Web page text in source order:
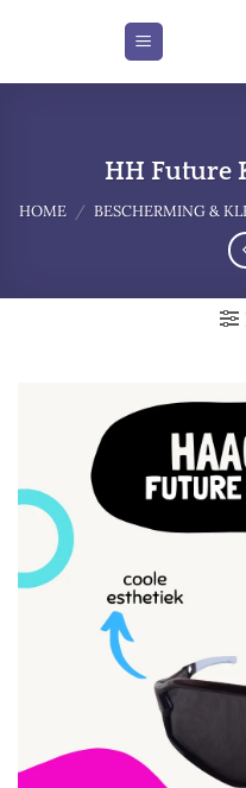
HH Future
HOME / BESCHERMING &